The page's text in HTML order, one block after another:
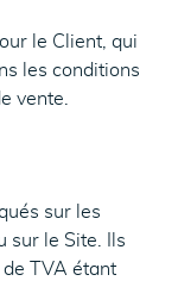
le Client, qui
les conditions
vente.
sur les
sur le Site. Ils
TVA étant